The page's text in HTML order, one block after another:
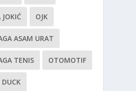
OJK
ASAM URAT
TENIS OTOMOTIF
DUCK